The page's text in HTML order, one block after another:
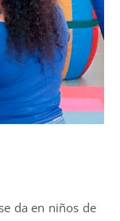
da en niños de